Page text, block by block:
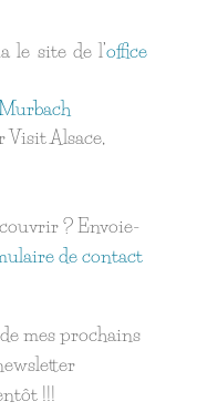
le site de l’office
Visit Alsace,
? Envoie-
de contact
mes prochains
!!!